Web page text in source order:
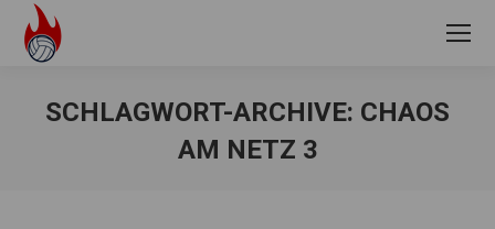
SCHLAGWORT-ARCHIVE: CHAOS
AM NETZ 3